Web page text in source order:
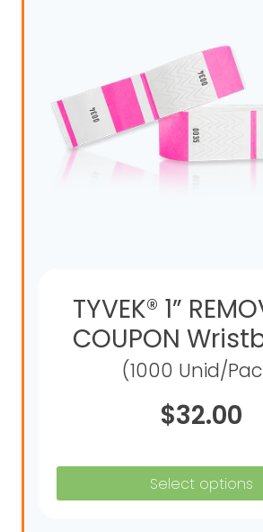
TYVEK® 1”
COUPON
(1000 Unid/
$32.00
Select options